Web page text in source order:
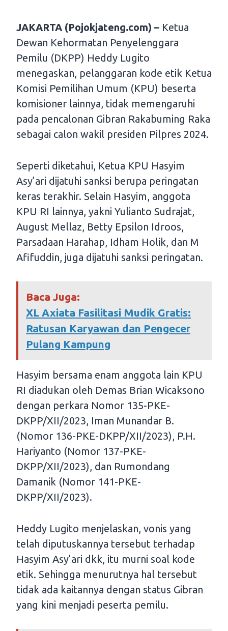
JAKARTA (Pojokjateng.com) – Ketua
Dewan Kehormatan Penyelenggara
Pemilu (DKPP) Heddy Lugito
menegaskan, pelanggaran kode etik Ketua
Komisi Pemilihan Umum (KPU) beserta
komisioner lainnya, tidak memengaruhi
pada pencalonan Gibran Rakabuming Raka
sebagai calon wakil presiden Pilpres 2024.
Seperti diketahui, Ketua KPU Hasyim
Asy’ari dijatuhi sanksi berupa peringatan
keras terakhir. Selain Hasyim, anggota
KPU RI lainnya, yakni Yulianto Sudrajat,
August Mellaz, Betty Epsilon Idroos,
Parsadaan Harahap, Idham Holik, dan M
Afifuddin, juga dijatuhi sanksi peringatan.
Baca Juga:
XL Axiata Fasilitasi Mudik Gratis:
Ratusan Karyawan dan Pengecer
Pulang Kampung
Hasyim bersama enam anggota lain KPU
RI diadukan oleh Demas Brian Wicaksono
dengan perkara Nomor 135-PKE-
DKPP/XII/2023, Iman Munandar B.
(Nomor 136-PKE-DKPP/XII/2023), P.H.
Hariyanto (Nomor 137-PKE-
DKPP/XII/2023), dan Rumondang
Damanik (Nomor 141-PKE-
DKPP/XII/2023).
Heddy Lugito menjelaskan, vonis yang
telah diputuskannya tersebut terhadap
Hasyim Asy’ari dkk, itu murni soal kode
etik. Sehingga menurutnya hal tersebut
tidak ada kaitannya dengan status Gibran
yang kini menjadi peserta pemilu.